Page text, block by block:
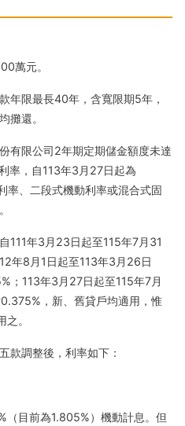
萬元。
年限最長40年，含寬限期5年，
攤還。
有限公司2年期定期儲金額度未達
率，自113年3月27日起為
率、二段式機動利率或混合式固
111年3月23日起至115年7月31
年8月1日起至113年3月26日
；113年3月27日起至115年7月
，新、舊貸戶均適用，惟
。
款調整後，利率如下：
前為1.805%）機動計息。但